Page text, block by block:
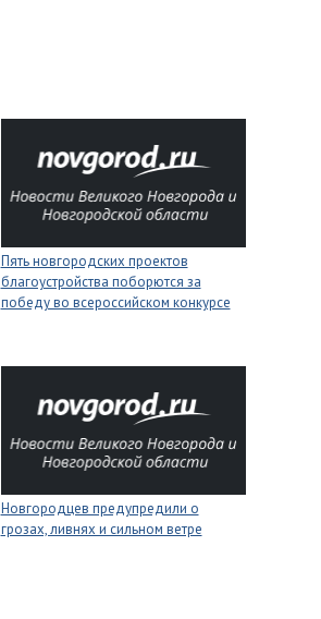
Пять новгородских проектов
благоустройства поборются за
победу во всероссийском конкурсе
Новгородцев предупредили о
грозах, ливнях и сильном ветре